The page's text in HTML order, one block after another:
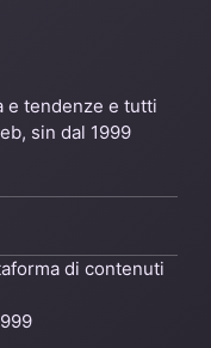
e tendenze e tutti
sin dal 1999
di contenuti